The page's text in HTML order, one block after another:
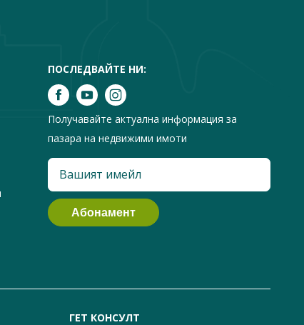
ПОСЛЕДВАЙТЕ НИ:
Получавайте актуална информация за
пазара на недвижими имоти
ГЕТ КОНСУЛТ